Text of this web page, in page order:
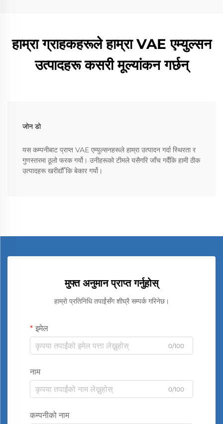
हाम्रा ग्राहकहरूले हाम्रा VAE एम्युल्सन
उत्पादहरू कसरी मूल्यांकन गर्छन्
जोन डो
यस कम्पनीबाट प्राप्त VAE एम्युल्सनहरूले हाम्रा उत्पादन गर्दा स्थिरता र
गुणस्तरमा ठूलो फरक गर्यो। उनीहरूको टीमले यसैगरि जाँच गर्दैकि हामी ठीक
उत्पादहरू खरीद्यौँ कि बेकार गर्यो।
मुफ्त अनुमान प्राप्त गर्नुहोस्
हाम्रो प्रतिनिधि तपाईंसँग शीघ्रै सम्पर्क गरिनेछ।
इमेल
0/100
नाम
0/100
कम्पनीको नाम